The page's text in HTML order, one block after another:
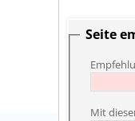
Seite
Mit